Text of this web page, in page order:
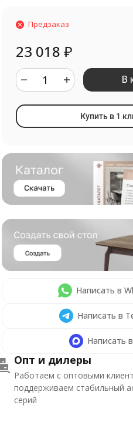
Предзаказ
23 018₽
В
Купить в 1
Написать в
Написать в
Написать
Опт и дилеры
Работаем с оптовыми
поддерживаем стабильный
серий